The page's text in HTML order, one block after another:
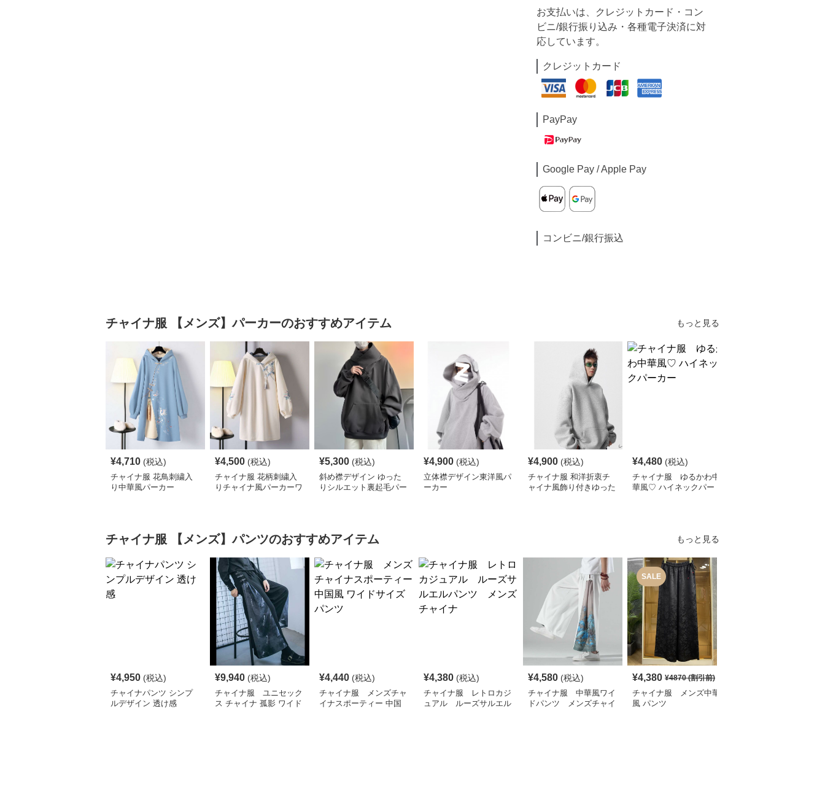
お支払いは、クレジットカード・コン
ビニ/銀行振り込み・各種電子決済に対
応しています。
クレジットカード
PayPay
Google Pay / Apple Pay
コンビニ/銀行振込
チャイナ服 【メンズ】パーカーのおすすめアイテム もっと見る
¥4,710 (税込)
チャイナ服 花鳥刺繍入
り中華風パーカー
¥4,500 (税込)
チャイナ服 花柄刺繍入
りチャイナ風パーカーワ
¥5,300 (税込)
斜め襟デザイン ゆった
りシルエット裏起毛パー
¥4,900 (税込)
立体襟デザイン東洋風パ
ーカー
¥4,900 (税込)
チャイナ服 和洋折衷チ
ャイナ風飾り付きゆった
¥4,480 (税込)
チャイナ服 ゆるかわ中
華風♡ ハイネックパー
チャイナ服 【メンズ】パンツのおすすめアイテム もっと見る
¥4,950 (税込)
チャイナパンツ シンプ
ルデザイン 透け感
¥9,940 (税込)
チャイナ服 ユニセック
ス チャイナ 孤影 ワイド
¥4,440 (税込)
チャイナ服 メンズチャ
イナスポーティー 中国
¥4,380 (税込)
チャイナ服 レトロカジ
ュアル ルーズサルエル
¥4,580 (税込)
チャイナ服 中華風ワイ
ドパンツ メンズチャイ
SALE
¥4,380 ¥4870(割引前)
チャイナ服 メンズ中華
風 パンツ